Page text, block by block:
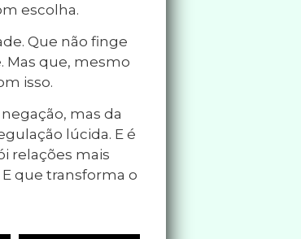
escolha.
Que não finge
Mas que, mesmo
isso.
mas da
lúcida. E é
relações mais
que transforma o